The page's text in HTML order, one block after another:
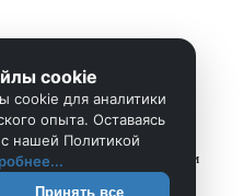
и мы вам скоро перезвоним
cookie
cookie для аналитики
опыта. Оставаясь
нашей Политикой
Принять все